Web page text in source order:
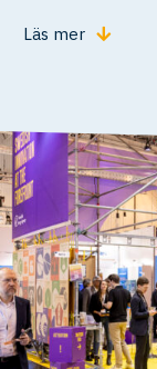
Läs mer